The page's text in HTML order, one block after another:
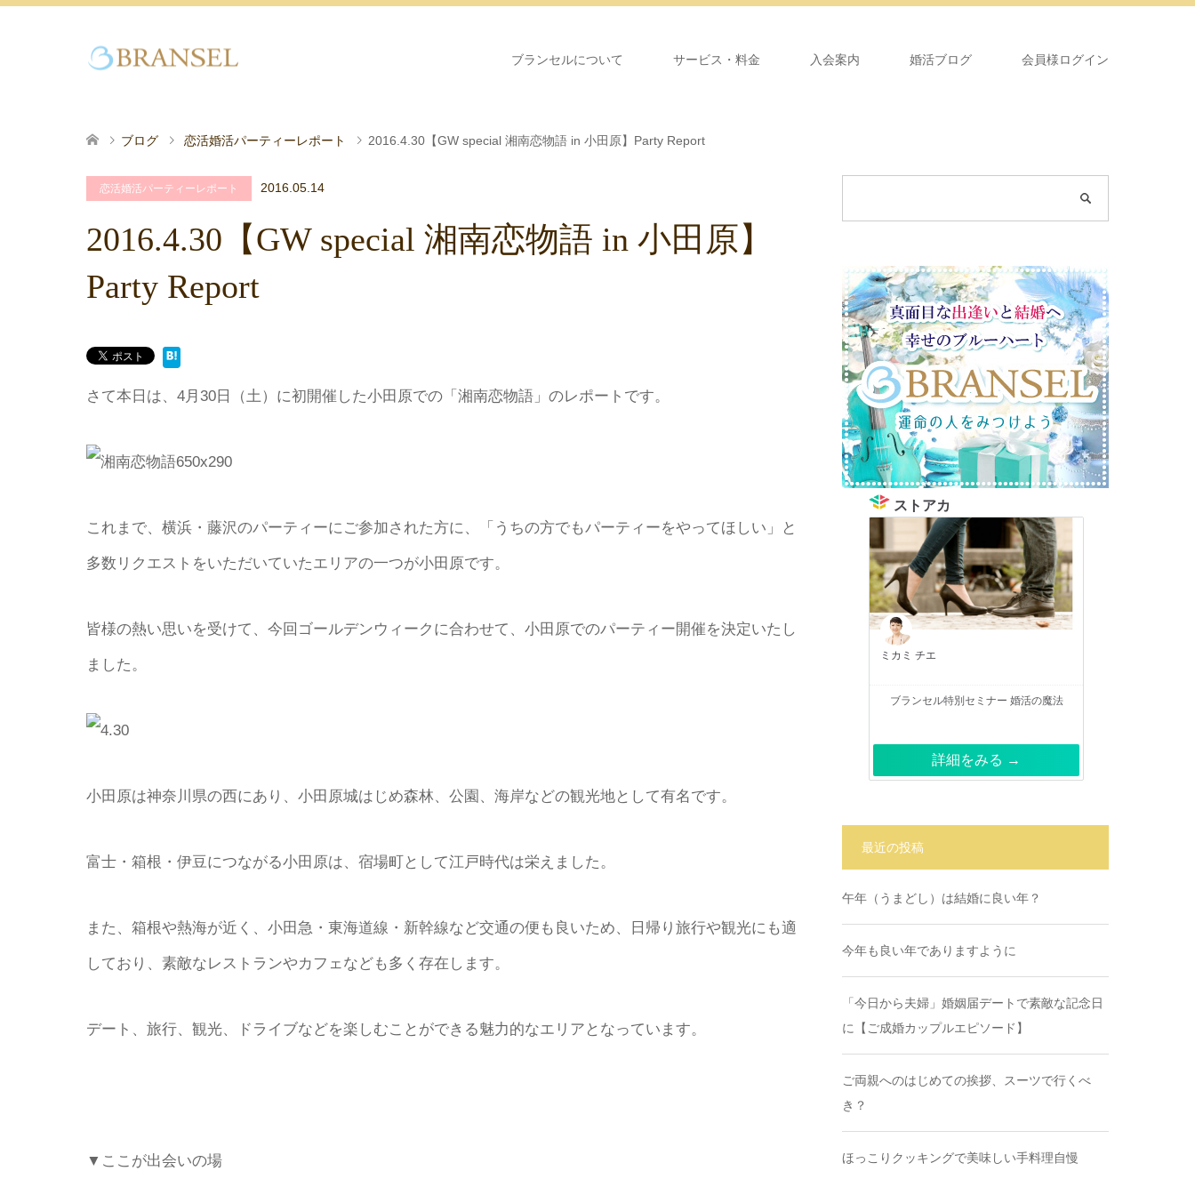
ブランセルについて サービス・料金 入会案内 婚活ブログ 会員様ログイン
ブログ 恋活婚活パーティーレポート 2016.4.30【GW special 湘南恋物語 in 小田原】Party Report
恋活婚活パーティーレポート 2016.05.14
2016.4.30【GW special 湘南恋物語 in 小田原】
Party Report
さて本日は、4月30日（土）に初開催した小田原での「湘南恋物語」のレポートです。
これまで、横浜・藤沢のパーティーにご参加された方に、「うちの方でもパーティーをやってほしい」と
多数リクエストをいただいていたエリアの一つが小田原です。
皆様の熱い思いを受けて、今回ゴールデンウィークに合わせて、小田原でのパーティー開催を決定いたし
ました。
小田原は神奈川県の西にあり、小田原城はじめ森林、公園、海岸などの観光地として有名です。
富士・箱根・伊豆につながる小田原は、宿場町として江戸時代は栄えました。
また、箱根や熱海が近く、小田急・東海道線・新幹線など交通の便も良いため、日帰り旅行や観光にも適
しており、素敵なレストランやカフェなども多く存在します。
デート、旅行、観光、ドライブなどを楽しむことができる魅力的なエリアとなっています。
▼ここが出会いの場
ストアカ
ミカミ チエ
ブランセル特別セミナー 婚活の魔法
詳細をみる →
最近の投稿
午年（うまどし）は結婚に良い年？
今年も良い年でありますように
「今日から夫婦」婚姻届デートで素敵な記念日
に【ご成婚カップルエピソード】
ご両親へのはじめての挨拶、スーツで行くべ
き？
ほっこりクッキングで美味しい手料理自慢